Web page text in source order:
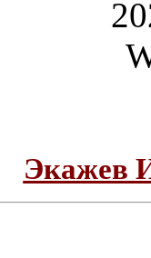
Экажев